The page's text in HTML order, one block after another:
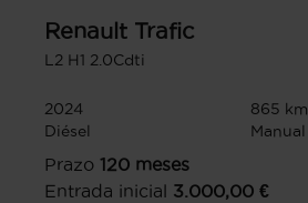
Renault Trafic
L2 H1 2.0Cdti
2024
865 km
Diésel
Manual
Prazo 120 meses
Entrada inicial 3.000,00 €